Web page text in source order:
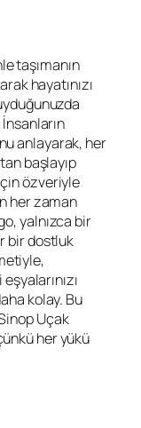
taşımanın
hayatınızı
anlayarak, her
başlayıp
özveriyle
her zaman
yalnızca bir
bir dostluk
kolay. Bu
Uçak
her yükü